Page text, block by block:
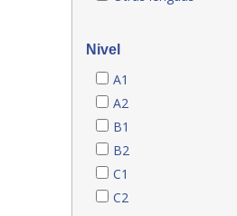
Nivel
A1
A2
B1
B2
C1
C2